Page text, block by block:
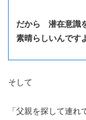
だから 潜在意識
素晴らしいんです
そして
「父親を探して連